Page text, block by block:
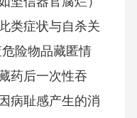
类症状与自杀关
险物品藏匿情
药后一次性吞
病耻感产生的消